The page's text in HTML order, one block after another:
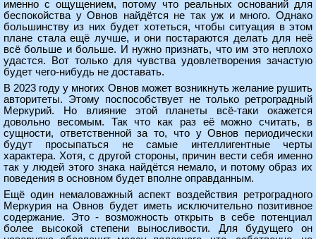
именно с ощущением, потому что реальных оснований для
беспокойства у Овнов найдётся не так уж и много. Однако
большинству из них будет хотеться, чтобы ситуация в этом
плане стала ещё лучше, и они постараются делать для неё
всё больше и больше. И нужно признать, что им это неплохо
удастся. Вот только для чувства удовлетворения зачастую
будет чего-нибудь не доставать.
В 2023 году у многих Овнов может возникнуть желание рушить
авторитеты. Этому поспособствует не только ретроградный
Меркурий. Но влияние этой планеты всё-таки окажется
довольно весомым. Так что как раз её можно считать, в
сущности, ответственной за то, что у Овнов периодически
будут просыпаться не самые интеллигентные черты
характера. Хотя, с другой стороны, причин вести себя именно
так у людей этого знака найдётся немало, и потому образ их
поведения в основном будет вполне оправданным.
Ещё один немаловажный аспект воздействия ретроградного
Меркурия на Овнов будет иметь исключительно позитивное
содержание. Это - возможность открыть в себе потенциал
более высокой степени выносливости. Для будущего он